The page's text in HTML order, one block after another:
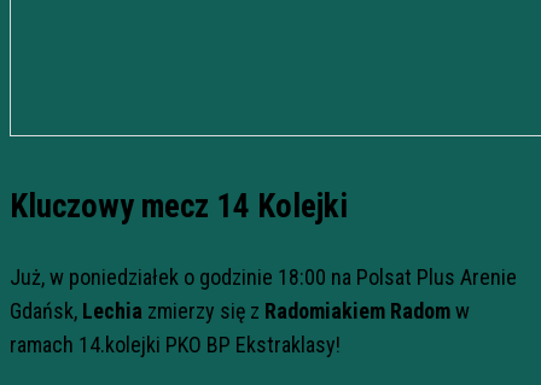
Kluczowy mecz 14 Kolejki
Już, w poniedziałek o godzinie 18:00 na Polsat Plus Arenie
Gdańsk, Lechia zmierzy się z Radomiakiem Radomw
ramach 14.kolejki PKO BP Ekstraklasy!